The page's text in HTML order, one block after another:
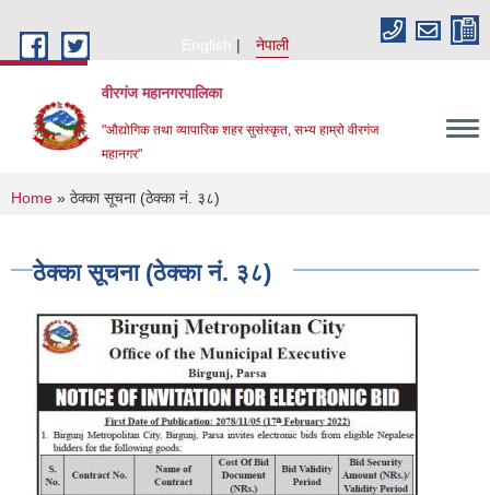
English
नेपाली
वीरगंज महानगरपालिका
"औद्योगिक तथा व्यापारिक शहर सुसंस्कृत, सभ्य हाम्रो वीरगंज
महानगर"
You are here
Home » ठेक्का सूचना (ठेक्का नं. ३८)
ठेक्का सूचना (ठेक्का नं. ३८)